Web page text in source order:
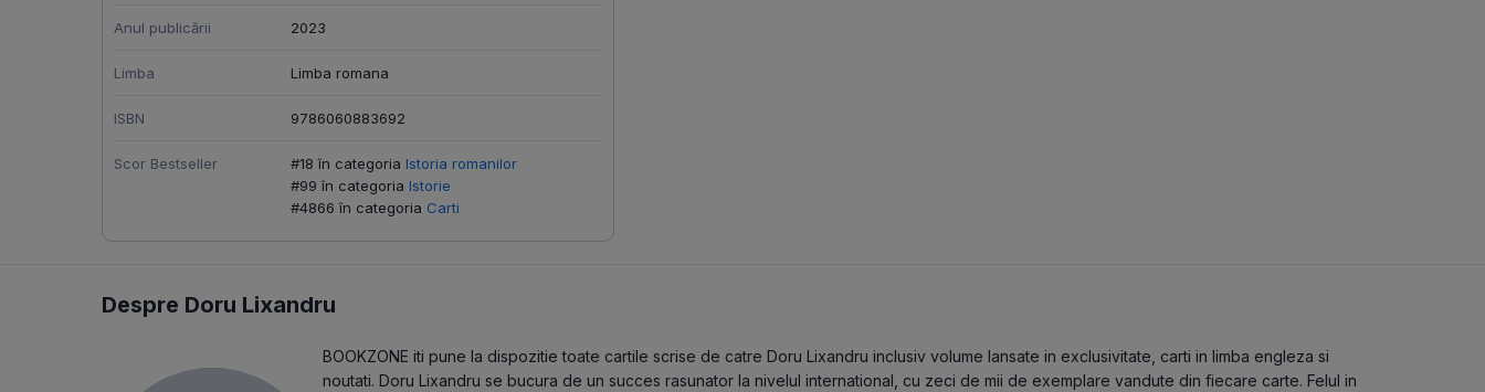
Anul publicării 2023
Limba Limba romana
ISBN 9786060883692
Scor Bestseller #18 în categoria Istoria romanilor
#99 în categoria Istorie
#4866 în categoria Carti
Despre Doru Lixandru
BOOKZONE iti pune la dispozitie toate cartile scrise de catre Doru Lixandru inclusiv volume lansate in exclusivitate, carti in limba engleza si
noutati. Doru Lixandru se bucura de un succes rasunator la nivelul international, cu zeci de mii de exemplare vandute din fiecare carte. Felul in